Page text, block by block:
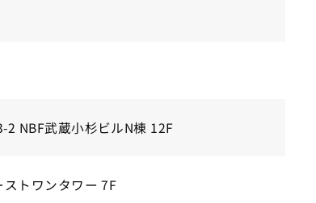
NBF武蔵小杉ビルN棟 12F
トワンタワー 7F